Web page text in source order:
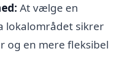
At vælge en
lokalområdet sikrer
og en mere fleksibel